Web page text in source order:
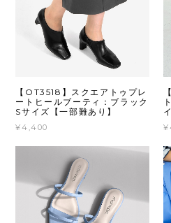
【OT3518】スクエアトゥプレ
ートヒールブーティ：ブラック
Sサイズ【一部難あり】
¥4,400